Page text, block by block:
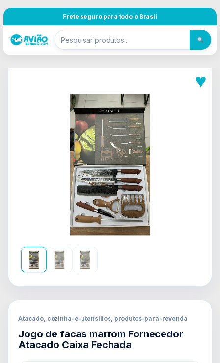
Frete seguro para todo o Brasil
♥
Atacado, cozinha-e-utensilios, produtos-para-revenda
Jogo de facas marrom Fornecedor
Atacado Caixa Fechada